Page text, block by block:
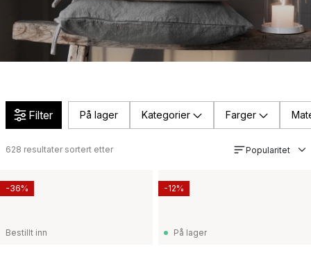
Filter På lager Kategorier Farger
628 resultater sortert etter Popularitet
Bestillt inn
-36%
På lager
-12%